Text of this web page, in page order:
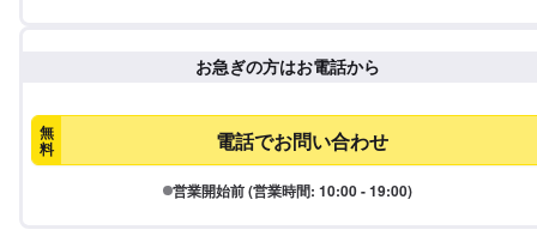
お急ぎの方はお電話から
無
料 電話でお問い合わせ
営業開始前 (営業時間: 10:00 - 19:00)